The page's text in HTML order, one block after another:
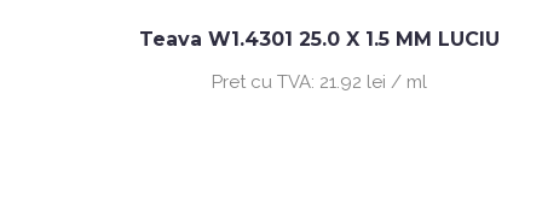
Teava W1.4301 25.0 X 1.5 MM LUCIU
Pret cu TVA:21.92 lei / ml